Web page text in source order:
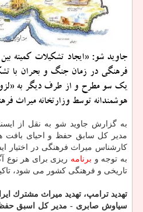
جاوید شو: «ایجاد تشكیلات كمیته
فرهنگی در زمان جنگ و بحران با
یك سو مطرح و از طرف دیگر به
هوشمندانه توسط وزارتخانه میراث
به گزارش جاوید شو به نقل از
مدیر كل سابق حفظ و احیای بافت
كارشناس میراث فرهنگی در اختیار
به توجه و برنامه ریزی برای هر نوع
تاریخی و فرهنگی كشور می شود،
تهدید ترامپ، تهدید میراث مشترك
سیاوش صابری - مدیر كل اسبق حفظ